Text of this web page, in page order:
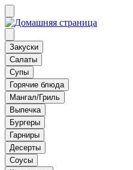
Закуски
Салаты
Супы
Горячие блюда
Мангал/Гриль
Выпечка
Бургеры
Гарниры
Десерты
Соусы